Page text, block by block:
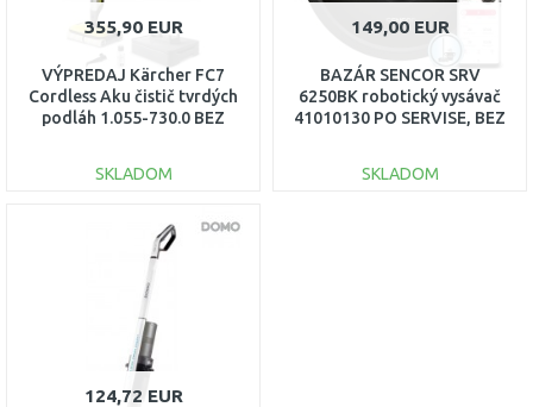
355,90 EUR
VÝPREDAJ Kärcher FC7
Cordless Aku čistič tvrdých
podláh 1.055-730.0 BEZ
SKLADOM
DO KOŠÍKA
149,00 EUR
BAZÁR SENCOR SRV
6250BK robotický vysávač
41010130 PO SERVISE, BEZ
SKLADOM
124,72 EUR